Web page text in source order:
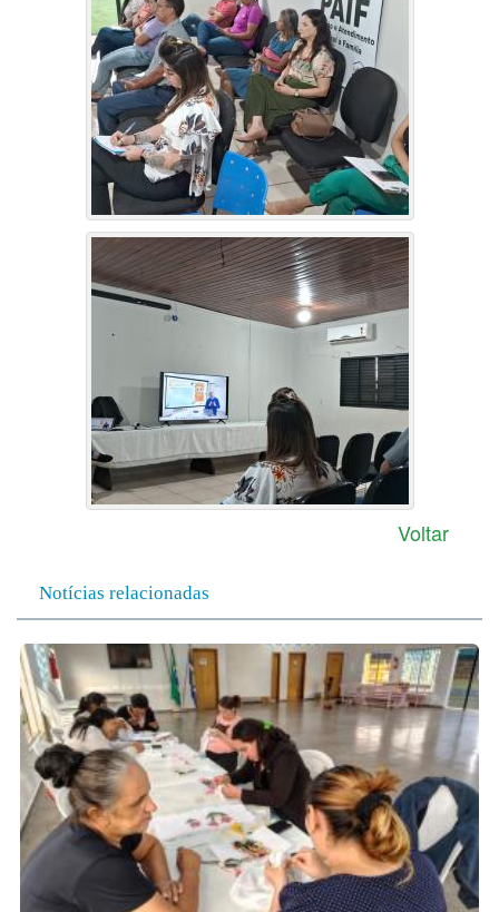
Voltar
Notícias relacionadas